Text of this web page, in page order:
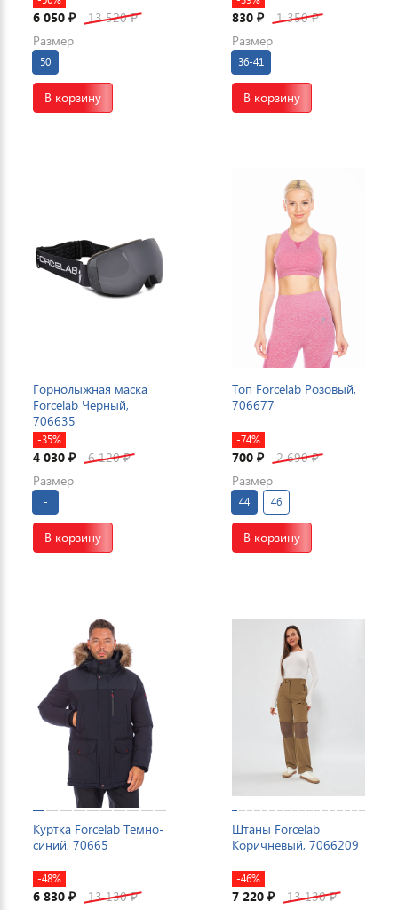
6 050 ₽ 13 520₽
Размер
50
В корзину
830 ₽ 1 350₽
Размер
36-41
В корзину
Горнолыжная маска
Forcelab Черный,
706635
-35%
4 030 ₽ 6 120₽
Размер
-
В корзину
Топ Forcelab Розовый,
706677
-74%
700 ₽ 2 690₽
Размер
44 46
В корзину
Куртка Forcelab Темно-
синий, 70665
-48%
6 830 ₽ 13 130₽
Штаны Forcelab
Коричневый, 7066209
-46%
7 220 ₽ 13 130₽